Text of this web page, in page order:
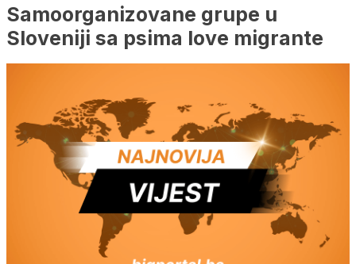
Samoorganizovane grupe u
Sloveniji sa psima love migrante